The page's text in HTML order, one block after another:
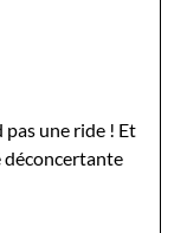
pas une ride ! Et
déconcertante